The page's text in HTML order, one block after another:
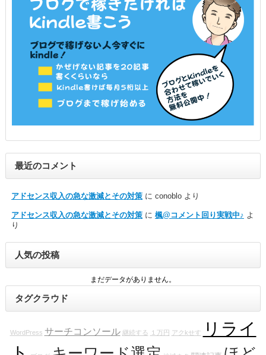
最近のコメント
アドセンス収入の急な激減とその対策に conobloより
アドセンス収入の急な激減とその対策に 楓@コメント回り実戦中♪ よ
り
人気の投稿
まだデータがありません。
タグクラウド
WordPress サーチコンソール 継続する １万円 アクkせす
リライ